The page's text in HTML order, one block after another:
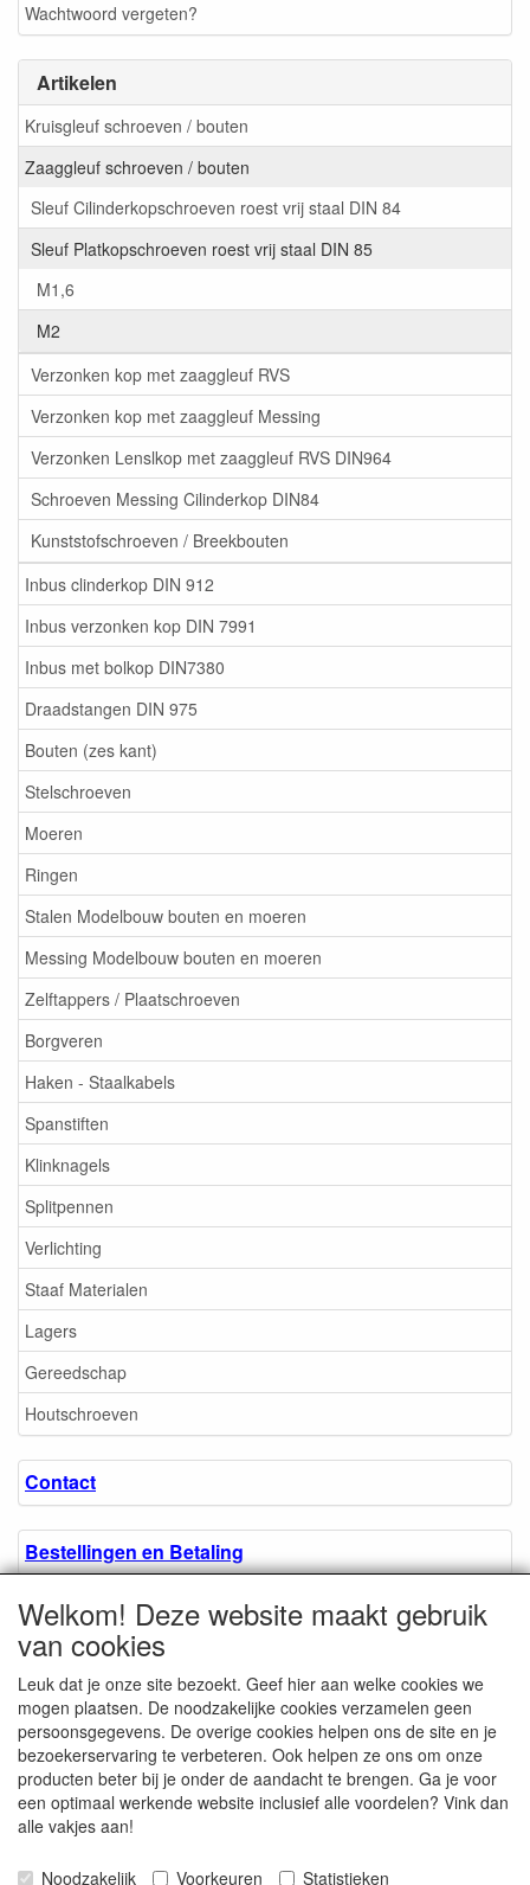
Wachtwoord vergeten?
Artikelen
Kruisgleuf schroeven / bouten
Zaaggleuf schroeven / bouten
Sleuf Cilinderkopschroeven roest vrij staal DIN 84
Sleuf Platkopschroeven roest vrij staal DIN 85
M1,6
M2
Verzonken kop met zaaggleuf RVS
Verzonken kop met zaaggleuf Messing
Verzonken Lenslkop met zaaggleuf RVS DIN964
Schroeven Messing Cilinderkop DIN84
Kunststofschroeven / Breekbouten
Inbus clinderkop DIN 912
Inbus verzonken kop DIN 7991
Inbus met bolkop DIN7380
Draadstangen DIN 975
Bouten (zes kant)
Stelschroeven
Moeren
Ringen
Stalen Modelbouw bouten en moeren
Messing Modelbouw bouten en moeren
Zelftappers / Plaatschroeven
Borgveren
Haken - Staalkabels
Spanstiften
Klinknagels
Splitpennen
Verlichting
Staaf Materialen
Lagers
Gereedschap
Houtschroeven
Contact
Bestellingen en Betaling
Algemene voorwaarden
Over ons.
Privacyverklaring
Microschroeven.nl Chamber of Commerce
Welkom! Deze website maakt gebruik
van cookies
Leuk dat je onze site bezoekt. Geef hier aan welke cookies we
mogen plaatsen. De noodzakelijke cookies verzamelen geen
persoonsgegevens. De overige cookies helpen ons de site en je
bezoekerservaring te verbeteren. Ook helpen ze ons om onze
producten beter bij je onder de aandacht te brengen. Ga je voor
een optimaal werkende website inclusief alle voordelen? Vink dan
alle vakjes aan!
Noodzakelijk Voorkeuren Statistieken